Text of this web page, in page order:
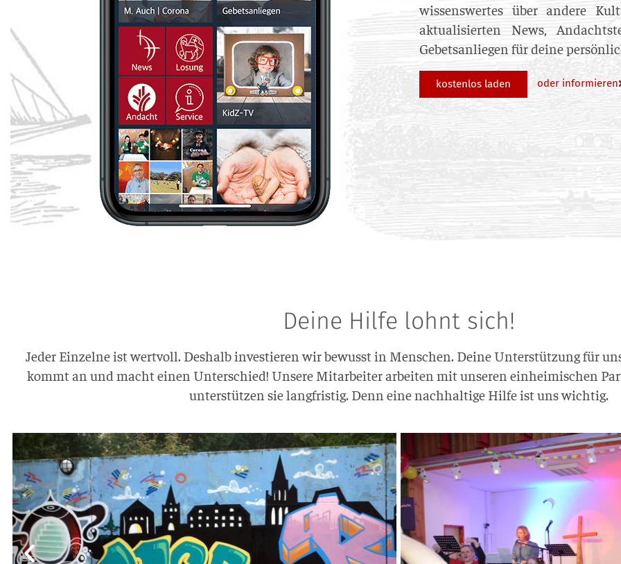
wissenswertes über andere
aktualisierten News,
Gebetsanliegen für deine
kostenlos laden oder informieren
Deine Hilfe lohnt sich!
Jeder Ein­zel­ne ist wert­voll. Des­halb inves­tie­ren wir bewusst in Men­schen. Dei­ne Unter­stüt­zung für
kommt an und macht einen Unter­schied! Unse­re Mit­ar­bei­ter arbei­ten mit unse­ren ein­hei­mi­schen
unter­stüt­zen sie lang­fris­tig. Denn eine nach­hal­ti­ge Hil­fe ist uns wichtig.